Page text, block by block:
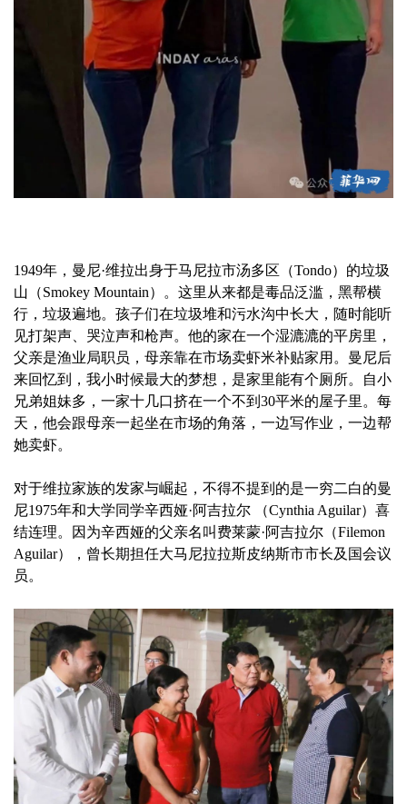
1949年，曼尼·维拉出身于马尼拉市汤多区（Tondo）的垃圾
山（Smokey Mountain）。这里从来都是毒品泛滥，黑帮横
行，垃圾遍地。孩子们在垃圾堆和污水沟中长大，随时能听
见打架声、哭泣声和枪声。他的家在一个湿漉漉的平房里，
父亲是渔业局职员，母亲靠在市场卖虾米补贴家用。曼尼后
来回忆到，我小时候最大的梦想，是家里能有个厕所。自小
兄弟姐妹多，一家十几口挤在一个不到30平米的屋子里。每
天，他会跟母亲一起坐在市场的角落，一边写作业，一边帮
她卖虾。
对于维拉家族的发家与崛起，不得不提到的是一穷二白的曼
尼1975年和大学同学辛西娅·阿吉拉尔 （Cynthia Aguilar）喜
结连理。因为辛西娅的父亲名叫费莱蒙·阿吉拉尔（Filemon
Aguilar），曾长期担任大马尼拉拉斯皮纳斯市市长及国会议
员。